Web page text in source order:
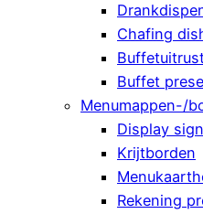
Chafing
Buffet
Menumappen-/
Display
Krijtborden
Rekening